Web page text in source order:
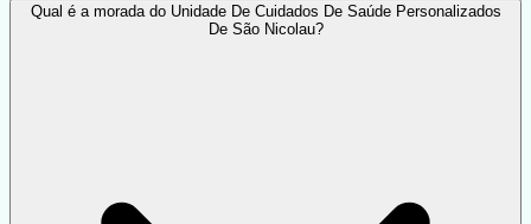
Qual é a morada do Unidade De Cuidados De Saúde Personalizados
De São Nicolau?